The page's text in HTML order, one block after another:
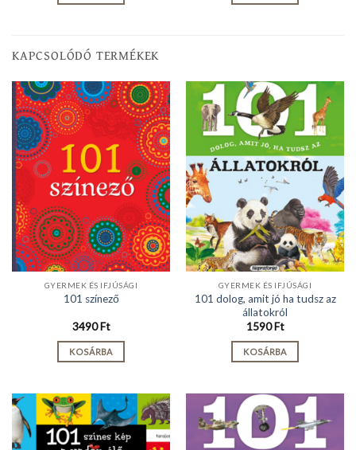
KAPCSOLÓDÓ TERMÉKEK
GYERMEK ÉS IFJÚSÁGI
101 színező
3490Ft
KOSÁRBA
GYERMEK ÉS IFJÚSÁGI
101 dolog, amit jó ha tudsz az
állatokról
1590Ft
KOSÁRBA